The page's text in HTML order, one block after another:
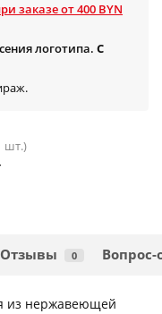
заказе от 400 BYN
логотипа. С
шт.)
Отзывы 0 Вопрос-
из нержавеющей